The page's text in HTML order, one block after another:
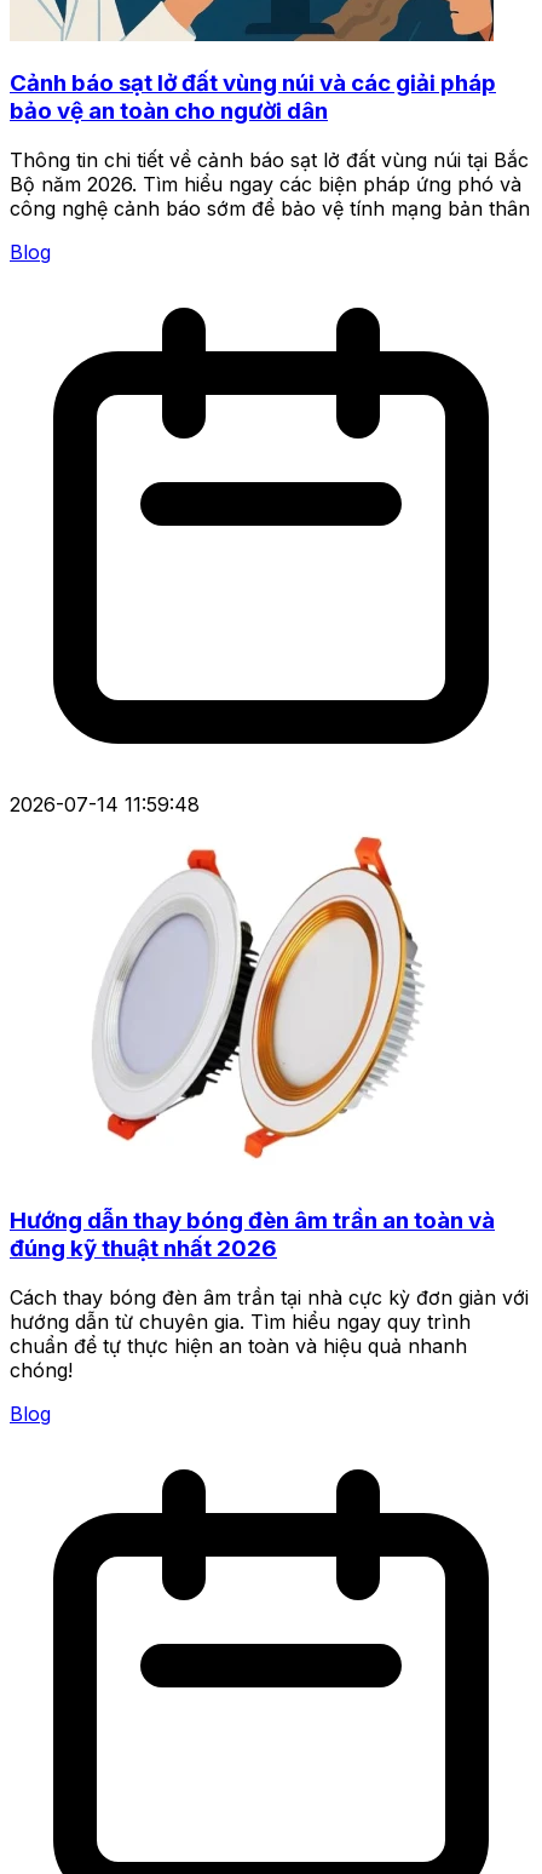
Cảnh báo sạt lở đất vùng núi và các giải pháp
bảo vệ an toàn cho người dân
Thông tin chi tiết về cảnh báo sạt lở đất vùng núi tại Bắc
Bộ năm 2026. Tìm hiểu ngay các biện pháp ứng phó và
công nghệ cảnh báo sớm để bảo vệ tính mạng bản thân
Blog
2026-07-14 11:59:48
Hướng dẫn thay bóng đèn âm trần an toàn và
đúng kỹ thuật nhất 2026
Cách thay bóng đèn âm trần tại nhà cực kỳ đơn giản với
hướng dẫn từ chuyên gia. Tìm hiểu ngay quy trình
chuẩn để tự thực hiện an toàn và hiệu quả nhanh
chóng!
Blog